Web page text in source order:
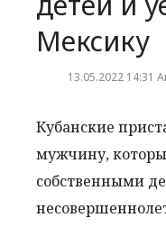
Мексику
13.05.2022 14:31
Кубанские
мужчину,
собственными